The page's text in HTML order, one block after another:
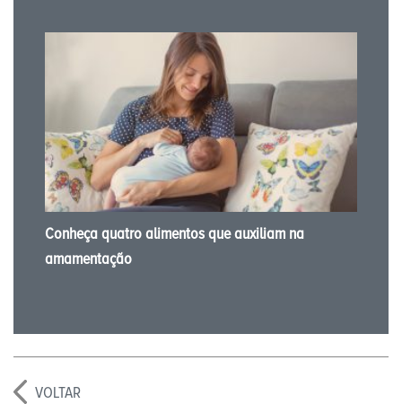
Conheça quatro alimentos que auxiliam na
amamentação
VOLTAR